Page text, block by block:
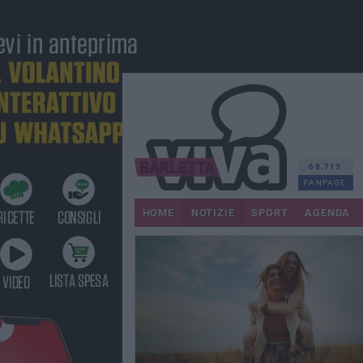
68.713
FANPAGE
HOME NOTIZIE SPORT AGENDA